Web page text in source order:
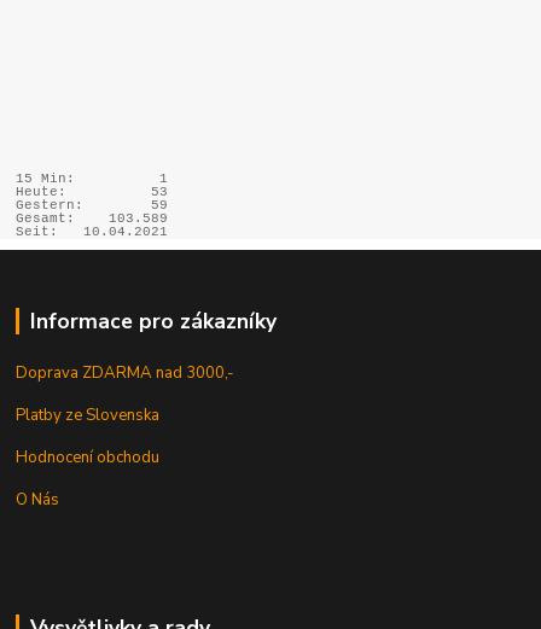
15 Min:
1
Heute:
53
Gestern:
59
Gesamt:
103.589
Seit:
10.04.2021
Informace pro zákazníky
Doprava ZDARMA nad 3000,-
Platby ze Slovenska
Hodnocení obchodu
O Nás